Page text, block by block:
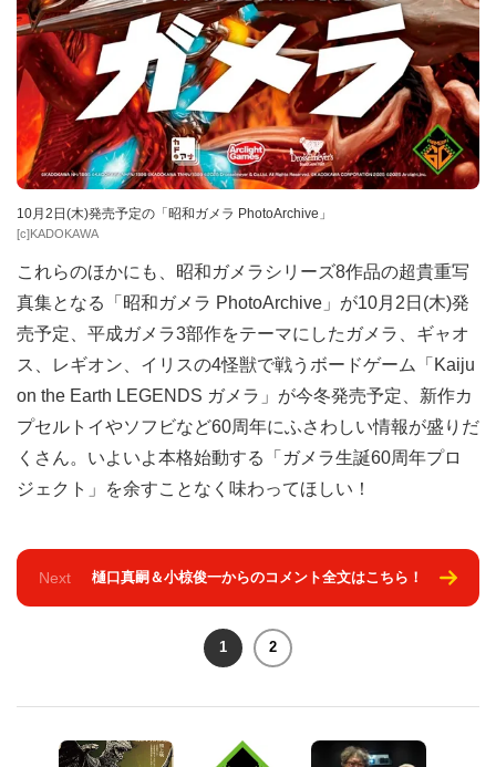
10月2日(木)発売予定の「昭和ガメラ PhotoArchive」
[c]KADOKAWA
これらのほかにも、昭和ガメラシリーズ8作品の超貴重写
真集となる「昭和ガメラ PhotoArchive」が10月2日(木)発
売予定、平成ガメラ3部作をテーマにしたガメラ、ギャオ
ス、レギオン、イリスの4怪獣で戦うボードゲーム「Kaiju
on the Earth LEGENDS ガメラ」が今冬発売予定、新作カ
プセルトイやソフビなど60周年にふさわしい情報が盛りだ
くさん。いよいよ本格始動する「ガメラ生誕60周年プロ
ジェクト」を余すことなく味わってほしい！
Next 樋口真嗣＆小椋俊一からのコメント全文はこちら！
1 2